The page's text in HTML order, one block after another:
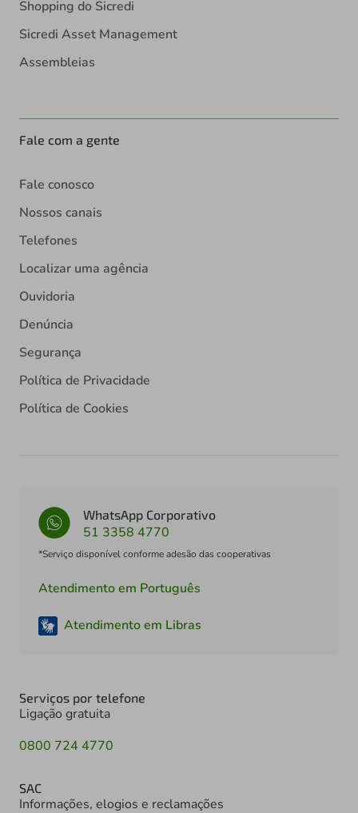
Shopping do Sicredi
Sicredi Asset Management
Assembleias
Fale com a gente
Fale conosco
Nossos canais
Telefones
Localizar uma agência
Ouvidoria
Denúncia
Segurança
Política de Privacidade
Política de Cookies
WhatsApp Corporativo
51 3358 4770
*Serviço disponível conforme adesão das cooperativas
Atendimento em Português
Atendimento em Libras
Serviços por telefone
Ligação gratuita
0800 724 4770
SAC
Informações, elogios e reclamações